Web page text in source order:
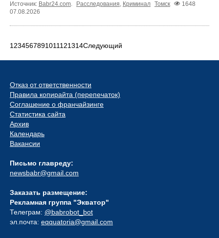
Источник: Babr24.com. Расследования, Криминал Томск
1648
07.08.2026
1234567891011121314Следующий
Отказ от ответственности
Правила копирайта (перепечаток)
Соглашение о франчайзинге
Статистика сайта
Архив
Календарь
Вакансии
Письмо главреду:
newsbabr@gmail.com
Заказать размещение:
Рекламная группа "Экватор"
Телеграм: @babrobot_bot
эл.почта: eqquatoria@gmail.com